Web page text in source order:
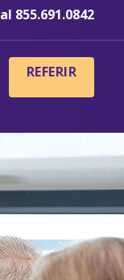
al 855.691.0842
REFERIR